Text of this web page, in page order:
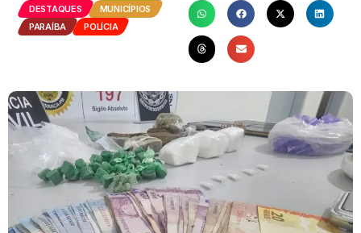
DESTAQUES
MUNICÍPIOS
PARAÍBA
POLÍCIA